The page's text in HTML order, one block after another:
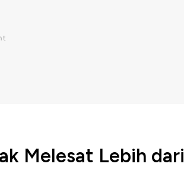
Melesat Lebih dari